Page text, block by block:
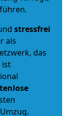
stressfrei
als
das
ist